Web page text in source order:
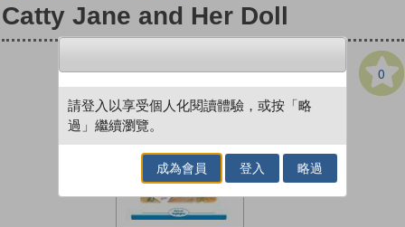
Catty Jane and Her Doll
0
請登入以享受個人化閱讀體驗，或按「略
過」繼續瀏覽。
成為會員 登入 略過